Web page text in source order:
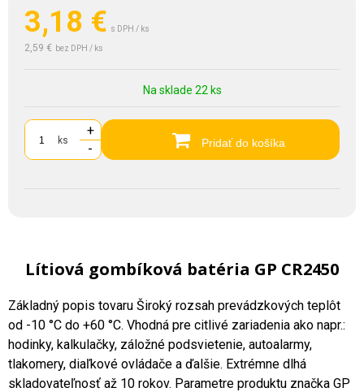
3,18 € s DPH / ks
2,59 € bez DPH / ks
Na sklade 22 ks
ks
+
-
Pridať do košíka
Lítiová gombíková batéria GP CR2450
Základný popis tovaru Široký rozsah prevádzkových teplôt
od -10 °C do +60 °C. Vhodná pre citlivé zariadenia ako napr.:
hodinky, kalkulačky, záložné podsvietenie, autoalarmy,
tlakomery, diaľkové ovládače a ďalšie. Extrémne dlhá
skladovateľnosť až 10 rokov. Parametre produktu značka GP